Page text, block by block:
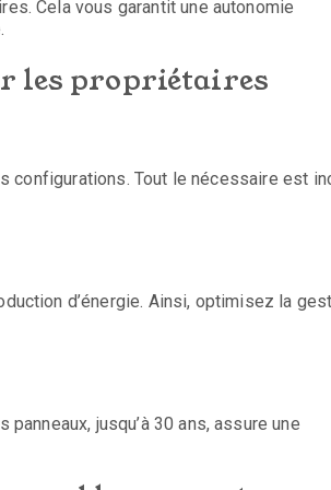
Cela vous garantit une autonomie
les propriétaires
configurations. Tout le nécessaire est
d’énergie. Ainsi, optimisez la
jusqu’à 30 ans, assure une